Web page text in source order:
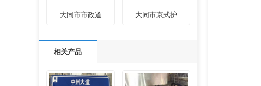
大同市市政道 大同市京式护
相关产品